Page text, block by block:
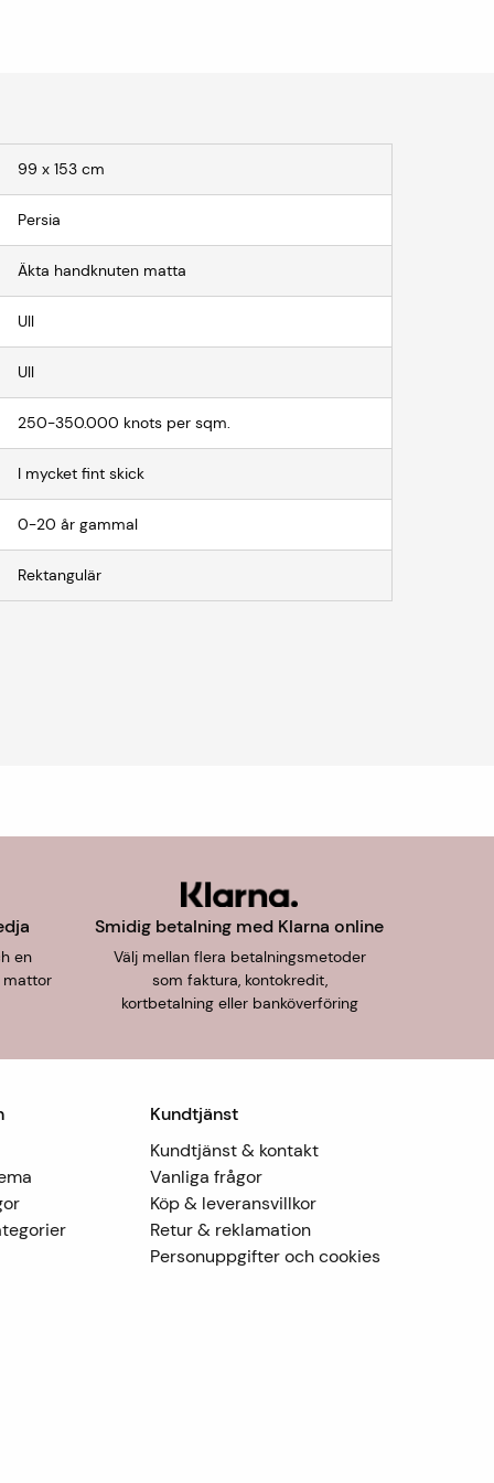
99 x 153 cm
Persia
Äkta handknuten matta
Ull
Ull
250-350.000 knots per sqm.
I mycket fint skick
0-20 år gammal
Rektangulär
en
mattor
Smidig betalning med Klarna online
Välj mellan flera betalningsmetoder
som faktura, kontokredit,
kortbetalning eller banköverföring
Kundtjänst
Kundtjänst & kontakt
Vanliga frågor
Köp & leveransvillkor
Retur & reklamation
Personuppgifter och cookies